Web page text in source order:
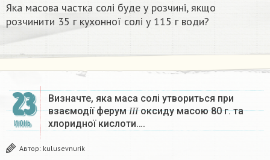
Яка масова частка солі буде у розчині, якщо
розчинити 35 г кухонної солі у 115 г води?​
23
ИЮНЬ
Визначте, яка маса солі утвориться при
взаємодії ферум
І І І
ІІІ оксиду масою 80 г. та
хлоридної кислоти….
Автор: kulusevnurik